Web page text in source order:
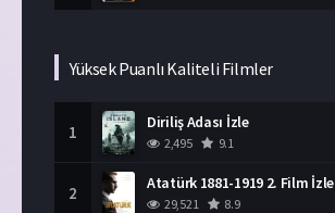
Yüksek Puanlı Kaliteli Filmler
1 Diriliş Adası İzle
2,495 9.1
2 Atatürk 1881-1919 2. Film İzle
29,521 8.9